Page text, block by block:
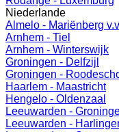
Niederlande
Almelo - Mariënberg
Arnhem - Tiel
Arnhem - Winterswijk
Groningen - Delfzijl
Groningen -
Haarlem - Maastricht
Hengelo - Oldenzaal
Leeuwarden -
Leeuwarden -